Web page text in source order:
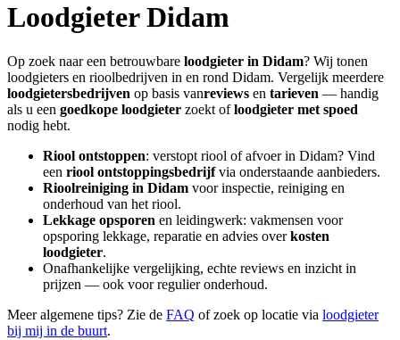
LoodgieterDidam
Op zoek naar een betrouwbare loodgieter in Didam? Wij tonen
loodgieters en rioolbedrijven in en rond Didam. Vergelijk meerdere
loodgietersbedrijven op basis vanreviews en tarieven — handig
als u een goedkope loodgieter zoekt ofloodgieter met spoed
nodig hebt.
Riool ontstoppen: verstopt riool of afvoer in Didam? Vind
een riool ontstoppingsbedrijfvia onderstaande aanbieders.
Rioolreiniging in Didam voor inspectie, reiniging en
onderhoud van het riool.
Lekkage opsporen en leidingwerk: vakmensen voor
opsporing lekkage, reparatie en advies overkosten
loodgieter.
Onafhankelijke vergelijking, echte reviews en inzicht in
prijzen — ook voor regulier onderhoud.
Meer algemene tips? Zie de FAQ of zoek op locatie via loodgieter
bij mij in de buurt.